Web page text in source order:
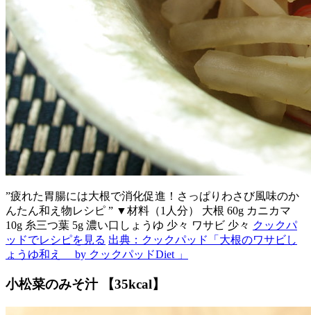
”疲れた胃腸には大根で消化促進！さっぱりわさび風味のか
んたん和え物レシピ ” ▼材料（1人分） 大根 60g カニカマ
10g 糸三つ葉 5g 濃い口しょうゆ 少々 ワサビ 少々 クックパ
ッドでレシピを見る 出典：クックパッド「大根のワサビし
ょうゆ和え by クックパッドDiet 」
小松菜のみそ汁 【35kcal】